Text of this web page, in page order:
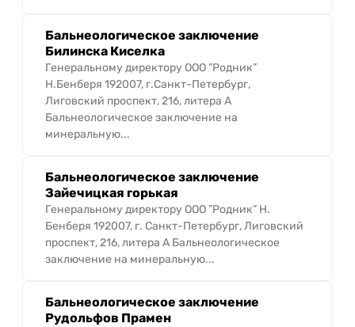
Бальнеологическое заключение
Билинска Киселка
Генеральному директору ООО ”Родник”
Н.Бенберя 192007, г.Санкт-Петербург,
Лиговский проспект, 216, литера А
Бальнеологическое заключение на
минеральную...
Бальнеологическое заключение
Зайечицкая горькая
Генеральному директору ООО ”Родник” Н.
Бенберя 192007, г. Санкт-Петербург, Лиговский
проспект, 216, литера А Бальнеологическое
заключение на минеральную...
Бальнеологическое заключение
Рудольфов Прамен